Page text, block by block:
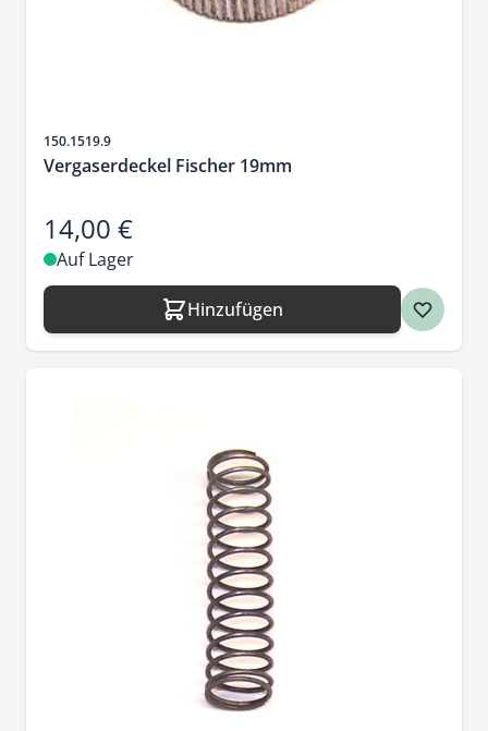
Artikelnr.
150.1519.9
Vergaserdeckel Fischer 19mm
14,00 €
Auf Lager
Hinzufügen